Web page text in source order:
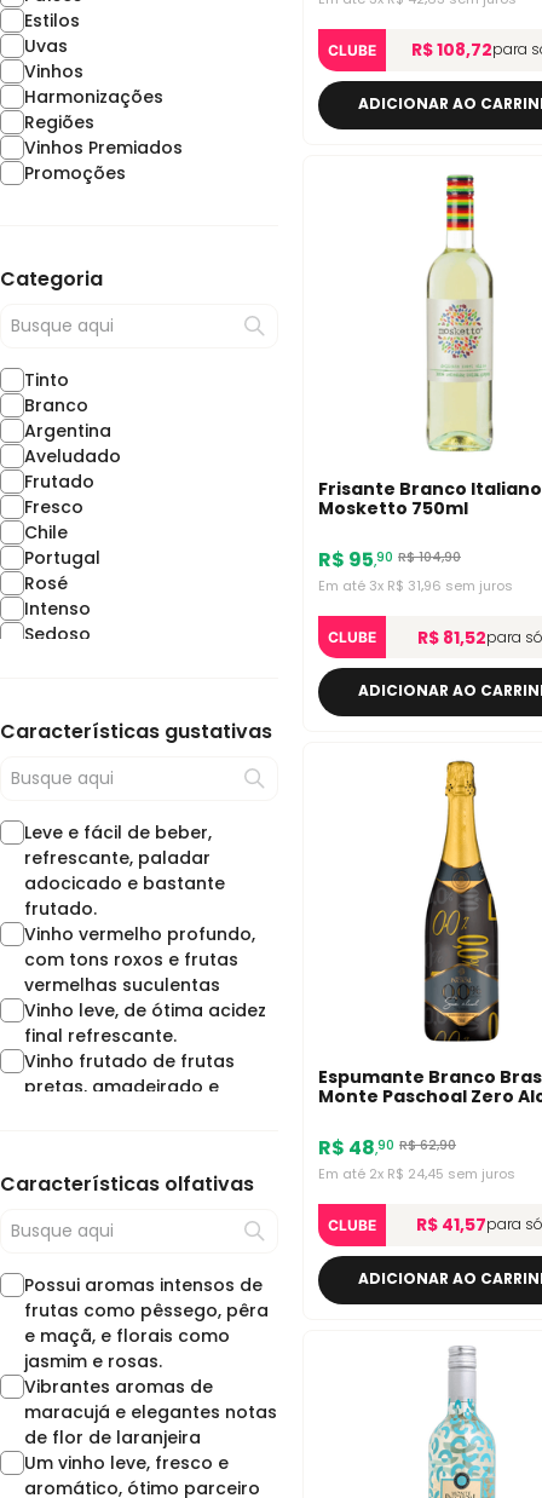
Estilos
Uvas
Vinhos
Harmonizações
Regiões
Vinhos Premiados
Promoções
Categoria
Tinto
Branco
Argentina
Aveludado
Frutado
Fresco
Chile
Portugal
Rosé
Intenso
Sedoso
Rico
Cabernet Sauvignon
Espumante
Syrah-Shiraz
Churrasco
Espanha
Touriga Nacional
Sauvignon Blanc
Pinot Noir
Estados Unidos
Carménère
Brasil
Merlot
Moscatel
Tempranillo
Sangiovese
Romênia
Provence
Garnacha/Grenache
Califórnia
Cabernet Franc
África do Sul
Sicilia
Pinot Grigio
Características gustativas
Leve e fácil de beber,
refrescante, paladar
adocicado e bastante
frutado.
Vinho vermelho profundo,
com tons roxos e frutas
vermelhas suculentas
Vinho leve, de ótima acidez
final refrescante.
Vinho frutado de frutas
pretas, amadeirado e
pelos frutos vermelhos.
e agradável.
amadeirado e acidez e
taninos equilibrados
Vinho elegante e
harmonioso. As nuances
observadas no nariz
aparecem na boca,
principalmente frutas
vermelhas, especiarias e
baunilha
Características olfativas
Possui aromas intensos de
frutas como pêssego, pêra
e maçã, e florais como
jasmim e rosas.
Vibrantes aromas de
maracujá e elegantes notas
de flor de laranjeira
Um vinho leve, fresco e
aromático, ótimo parceiro
CLUBE R$ 108,72para
ADICIONAR AO
Frisante Branco Italiano
Mosketto 750ml
R$ 95,90 R$104,90
Em até 3x R$ 31,96 sem juros
CLUBE R$ 81,52para
ADICIONAR AO
Espumante Branco
Monte Paschoal Zero
R$ 48,90 R$62,90
Em até 2x R$ 24,45 sem juros
CLUBE R$ 41,57para
ADICIONAR AO